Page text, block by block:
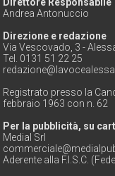
Direttore Responsabile
Andrea Antonuccio
Direzione e redazione
Via Vescovado, 3 -
Tel. 0131 51 22 25
Registrato presso la
febbraio 1963 con n. 62
Per la pubblicità, su
Medial Srl
Aderente alla F.I.S.C.